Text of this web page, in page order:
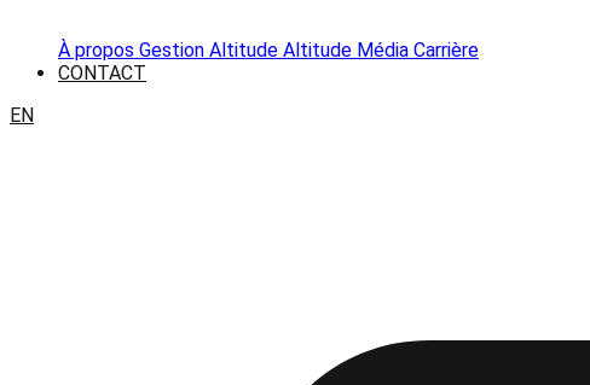
À propos Gestion Altitude Altitude Média Carrière
CONTACT
EN